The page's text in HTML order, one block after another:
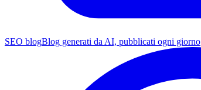
SEO blogBlog generati da AI, pubblicati ogni giorno